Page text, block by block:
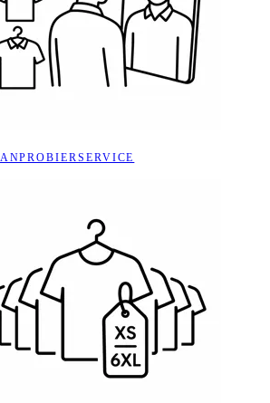
ANPROBIERSERVICE